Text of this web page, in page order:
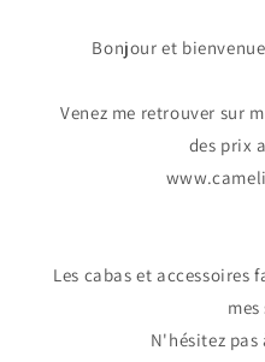
Bonjour et
Venez me retrouver sur
des prix
Les cabas et accessoires
mes
N'hésitez